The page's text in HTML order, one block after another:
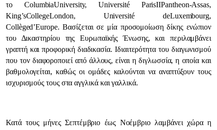
το ColumbiaUniversity,Université ParisIIPantheon-Assas,
King’sCollegeLondon, UniversitédeLuxembourg,
Collèged’Europe. Βασίζεται σε μία προσομοίωση δίκης ενώπιον
του Δικαστηρίου της Ευρωπαϊκής Ένωσης, και περιλαμβάνει
γραπτή και προφορική διαδικασία. Ιδιαιτερότητα του διαγωνισμού
που τον διαφοροποιεί από άλλους, είναι η διγλωσσία, η οποία και
βαθμολογείται, καθώς οι ομάδες καλούνται να αναπτύξουν τους
ισχυρισμούς τους στα αγγλικά και γαλλικά.
Κατά τους μήνες Σεπτέμβριο έως Νοέμβριο λαμβάνει χώρα η